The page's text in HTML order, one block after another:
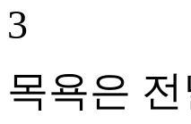
3
목욕은